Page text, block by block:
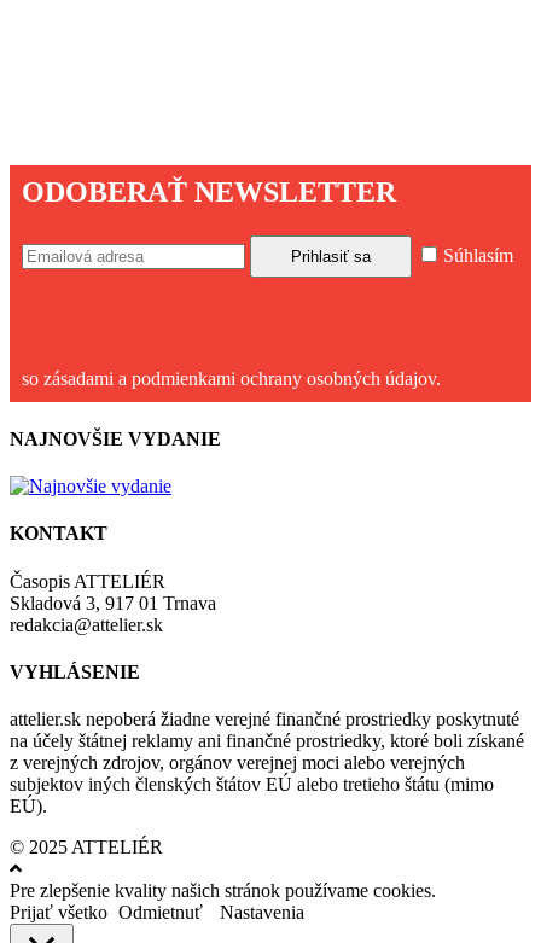
ODOBERAŤ NEWSLETTER
Súhlasím
so zásadami a podmienkami ochrany osobných údajov.
NAJNOVŠIE VYDANIE
KONTAKT
Časopis ATTELIÉR
Skladová 3, 917 01 Trnava
redakcia@attelier.sk
VYHLÁSENIE
attelier.sk nepoberá žiadne verejné finančné prostriedky poskytnuté
na účely štátnej reklamy ani finančné prostriedky, ktoré boli získané
z verejných zdrojov, orgánov verejnej moci alebo verejných
subjektov iných členských štátov EÚ alebo tretieho štátu (mimo
EÚ).
© 2025 ATTELIÉR
Pre zlepšenie kvality našich stránok používame cookies.
Prijať všetko Odmietnuť Nastavenia